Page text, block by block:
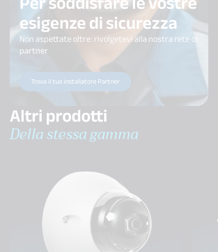
esigenze di sicurezza
Non aspettate oltre: rivolgetevi alla nostra rete di
partner
Trova il tuo installatore Partner
Altri prodotti
Della stessa gamma